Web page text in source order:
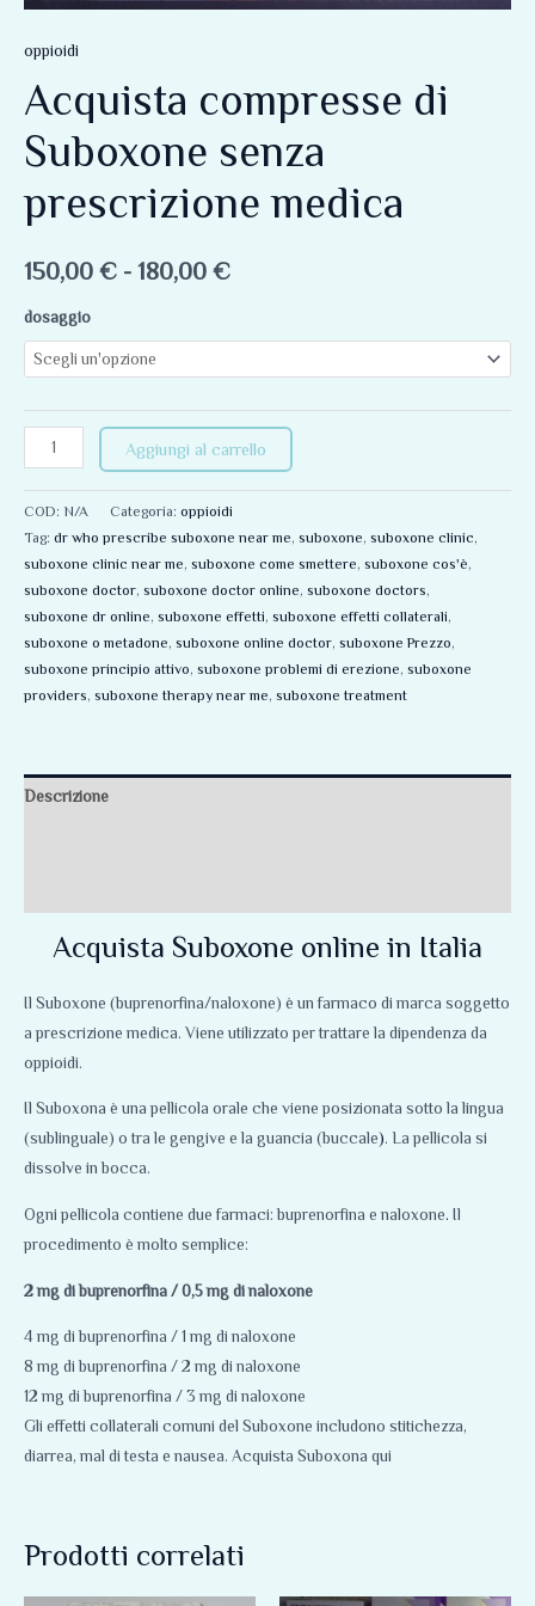
oppioidi
Acquista compresse di
Suboxone senza
prescrizione medica
150,00 € - 180,00 €
dosaggio
Aggiungi al carrello
COD: N/A Categoria: oppioidi
Tag: dr who prescribe suboxone near me, suboxone, suboxone clinic,
suboxone clinic near me, suboxone come smettere, suboxone cos'è,
suboxone doctor, suboxone doctor online, suboxone doctors,
suboxone dr online, suboxone effetti, suboxone effetti collaterali,
suboxone o metadone, suboxone online doctor, suboxone Prezzo,
suboxone principio attivo, suboxone problemi di erezione, suboxone
providers, suboxone therapy near me, suboxone treatment
Descrizione
Acquista Suboxone online in Italia
Il Suboxone (buprenorfina/naloxone) è un farmaco di marca soggetto
a prescrizione medica. Viene utilizzato per trattare la dipendenza da
oppioidi.
Il Suboxona è una pellicola orale che viene posizionata sotto la lingua
(sublinguale) o tra le gengive e la guancia (buccale). La pellicola si
dissolve in bocca.
Ogni pellicola contiene due farmaci: buprenorfina e naloxone. Il
procedimento è molto semplice:
2 mg di buprenorfina / 0,5 mg di naloxone
4 mg di buprenorfina / 1 mg di naloxone
8 mg di buprenorfina / 2 mg di naloxone
12 mg di buprenorfina / 3 mg di naloxone
Gli effetti collaterali comuni del Suboxone includono stitichezza,
diarrea, mal di testa e nausea. Acquista Suboxona qui
Prodotti correlati